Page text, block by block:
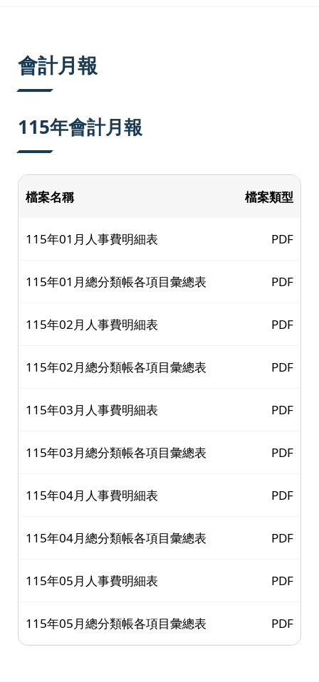
會計月報
115年會計月報
檔案名稱 檔案類型
115年01月人事費明細表 PDF
115年01月總分類帳各項目彙總表 PDF
115年02月人事費明細表 PDF
115年02月總分類帳各項目彙總表 PDF
115年03月人事費明細表 PDF
115年03月總分類帳各項目彙總表 PDF
115年04月人事費明細表 PDF
115年04月總分類帳各項目彙總表 PDF
115年05月人事費明細表 PDF
115年05月總分類帳各項目彙總表 PDF